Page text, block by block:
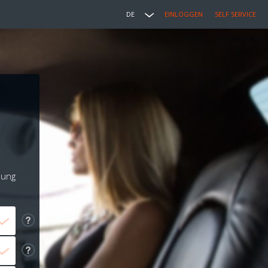
DE EINLOGGEN SELF SERVICE